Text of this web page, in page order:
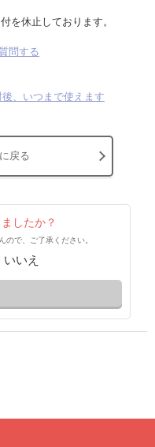
を休止しております。
問する
後、いつまで使えます
戻る
したか？
で、ご了承ください。
いいえ